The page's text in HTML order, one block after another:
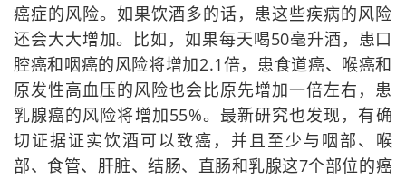
癌症的风险。如果饮酒多的话，患这些疾病的风险
还会大大增加。比如，如果每天喝50毫升酒，患口
腔癌和咽癌的风险将增加2.1倍，患食道癌、喉癌和
原发性高血压的风险也会比原先增加一倍左右，患
乳腺癌的风险将增加55%。最新研究也发现，有确
切证据证实饮酒可以致癌，并且至少与咽部、喉
部、食管、肝脏、结肠、直肠和乳腺这7个部位的癌